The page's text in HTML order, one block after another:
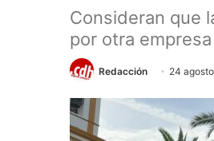
Consideran que
por otra
Redacción 24